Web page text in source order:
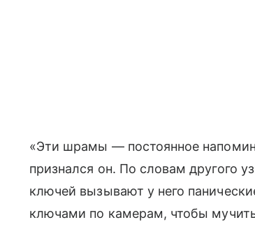
«Эти шрамы — постоянное
признался он. По словам другого
ключей вызывают у него
ключами по камерам, чтобы